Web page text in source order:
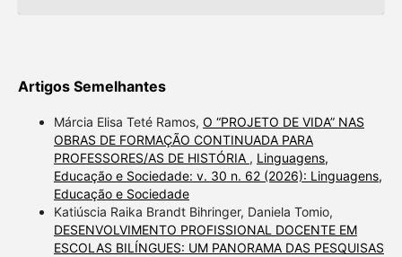
Artigos Semelhantes
Márcia Elisa Teté Ramos, O “PROJETO DE VIDA” NAS
OBRAS DE FORMAÇÃO CONTINUADA PARA
PROFESSORES/AS DE HISTÓRIA , Linguagens,
Educação e Sociedade: v. 30 n. 62 (2026): Linguagens,
Educação e Sociedade
Katiúscia Raika Brandt Bihringer, Daniela Tomio,
DESENVOLVIMENTO PROFISSIONAL DOCENTE EM
ESCOLAS BILÍNGUES: UM PANORAMA DAS PESQUISAS